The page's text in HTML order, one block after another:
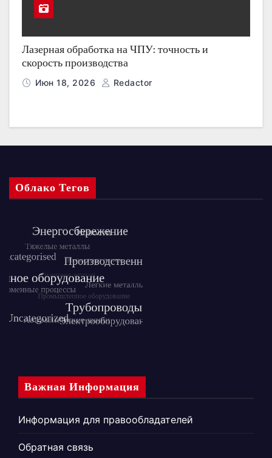
Лазерная обработка на ЧПУ: точность и
скорость производства
Июн 18, 2026 Redactor
Облако Тегов
Важная Информация
Информация для правообладателей
Обратная связь